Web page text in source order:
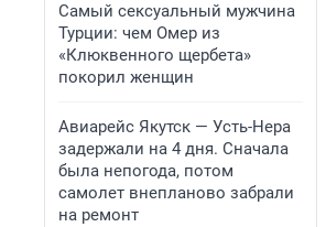
Самый сексуальный мужчина
Турции: чем Омер из
«Клюквенного щербета»
покорил женщин
Авиарейс Якутск — Усть-Нера
задержали на 4 дня. Сначала
была непогода, потом
самолет внепланово забрали
на ремонт